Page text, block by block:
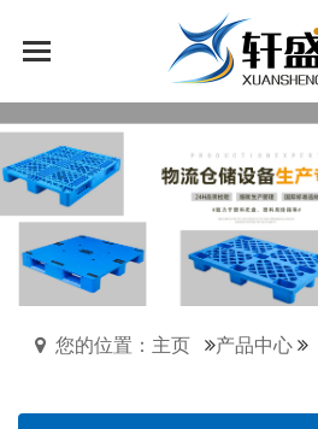
您的位置：主页 产品中心